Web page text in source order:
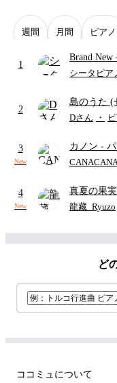
週間 月間 ピアノ
1
Brand New
APPLE
シータピア
2
島のうた (
セイレーン
ード・ペ
かわ 人魚
Dさん ・
3
New
カノン -
4
New
真夏の果実
ターズ
龍藏_Ryuzo
ど
ココミュについて